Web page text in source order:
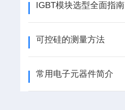
IGBT模块选型全面指南
可控硅的测量方法
常用电子元器件简介